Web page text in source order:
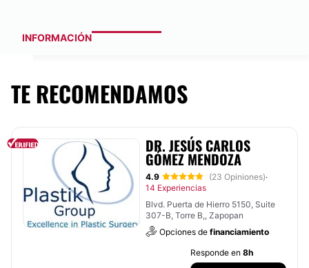
INFORMACIÓN
TE RECOMENDAMOS
DR. JESÚS CARLOS
GÓMEZ MENDOZA
4.9 (23 Opiniones)·
14 Experiencias
Blvd. Puerta de Hierro 5150, Suite
307-B, Torre B,, Zapopan
Opciones de financiamiento
Responde en 8h